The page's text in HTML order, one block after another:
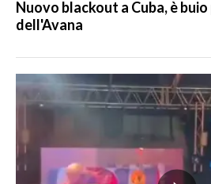
Nuovo blackout a Cuba, è
dell'Avana